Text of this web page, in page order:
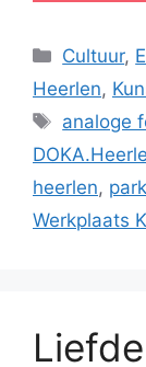
Cultuur,
Heerlen,
Tags
analoge
heerlen,
Werkplaats K